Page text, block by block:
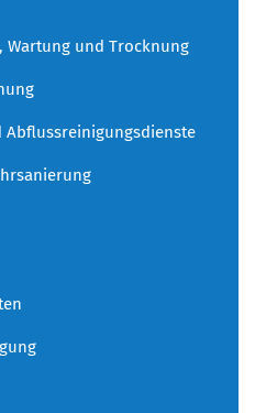
Wartung und Trocknung